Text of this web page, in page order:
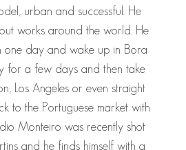
urban and successful. He
works around the world. He
one day and wake up in Bora
for a few days and then take
Los Angeles or even straight
to the Portuguese market with
Monteiro was recently shot
and he finds himself with a